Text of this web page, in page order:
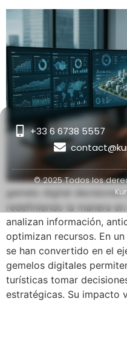
gemelo digital decisiones
redefiniendo la manera
analizan información,
optimizan recursos. En
se han convertido en el
gemelos digitales
turísticas tomar
estratégicas. Su impacto
+33 6 6738 5557
© 2025 Todos los